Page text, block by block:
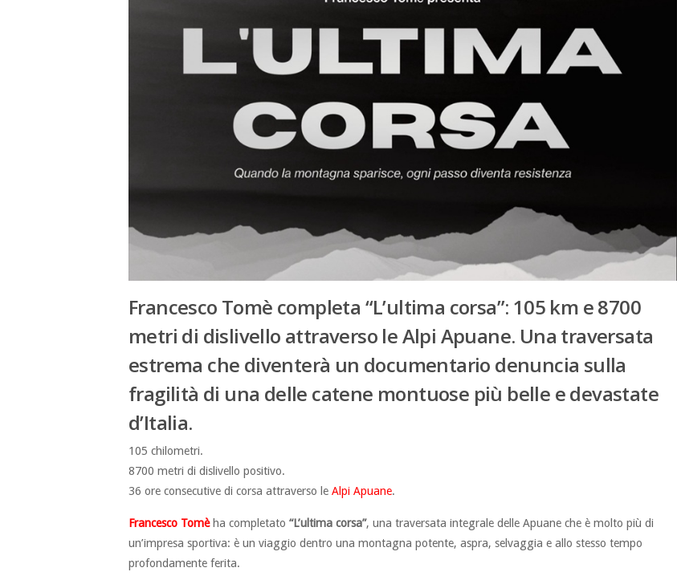
Francesco Tomè completa “L’ultima corsa”: 105 km e 8700
metri di dislivello attraverso le Alpi Apuane. Una traversata
estrema che diventerà un documentario denuncia sulla
fragilità di una delle catene montuose più belle e devastate
d’Italia.
105 chilometri.
8700 metri di dislivello positivo.
36 ore consecutive di corsa attraverso le Alpi Apuane.
Francesco Tomèha completato “L’ultima corsa”, una traversata integrale delle Apuane che è molto più di
un’impresa sportiva: è un viaggio dentro una montagna potente, aspra, selvaggia e allo stesso tempo
profondamente ferita.